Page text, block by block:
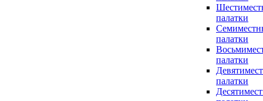
палатки
палатки
палатки
палатки